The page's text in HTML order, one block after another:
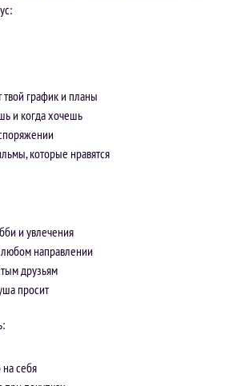
график и планы
и когда хочешь
которые нравятся
и увлечения
направлении
друзьям
просит
себя